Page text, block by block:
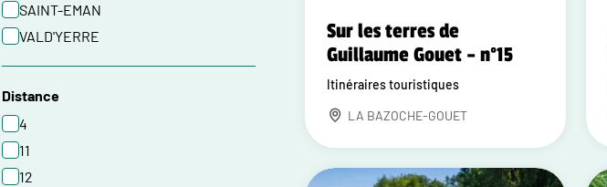
SAINT-EMAN
VALD'YERRE
Distance
4
11
12
Sur les terres de
Guillaume Gouet – n°15
Itinéraires touristiques
LA BAZOCHE-GOUET